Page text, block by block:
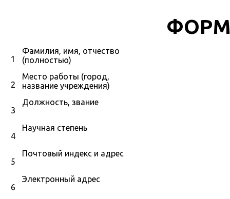
1
Фамилия, имя, отчество
(полностью)
2
Место работы (город,
название учреждения)
3
Должность, звание
4
Научная степень
5
Почтовый индекс и адрес
6
Электронный адрес